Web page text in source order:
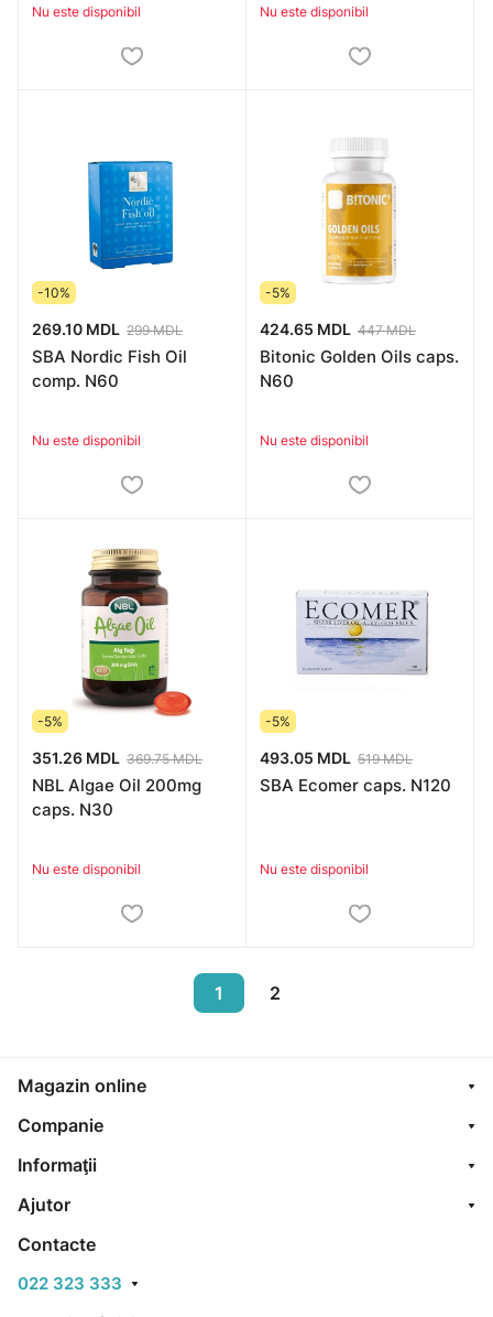
Nu este disponibil Nu este disponibil
-10%
269.10 MDL 299 MDL
SBA Nordic Fish Oil
comp. N60
Nu este disponibil
-5%
424.65 MDL 447 MDL
Bitonic Golden Oils caps.
N60
Nu este disponibil
-5%
351.26 MDL 369.75 MDL
NBL Algae Oil 200mg
caps. N30
Nu este disponibil
-5%
493.05 MDL 519 MDL
SBA Ecomer caps. N120
Nu este disponibil
1 2
Magazin online
Companie
Informaţii
Ajutor
Contacte
022 323 333